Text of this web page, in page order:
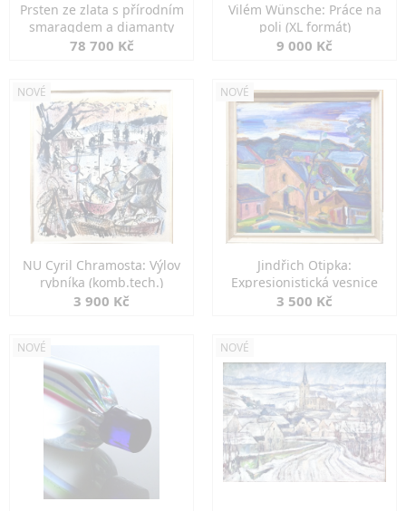
Prsten ze zlata s přírodním
smaragdem a diamanty
78 700 Kč
Vilém Wünsche: Práce na
poli (XL formát)
9 000 Kč
NOVÉ
NU Cyril Chramosta: Výlov
rybníka (komb.tech.)
3 900 Kč
NOVÉ
Jindřich Otipka:
Expresionistická vesnice
3 500 Kč
NOVÉ NOVÉ